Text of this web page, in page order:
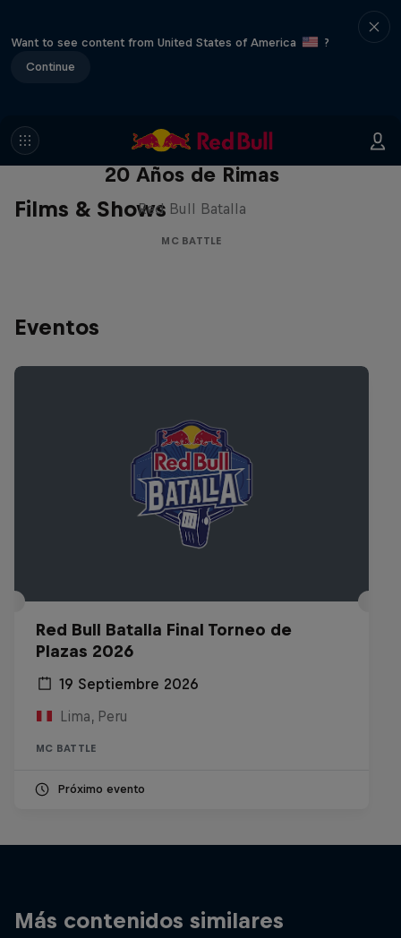
Want to see content from United States of America
?
Continue
Films & Shows
Red Bull Batalla Nueva Historia:
20 Años de Rimas
Red Bull Batalla
MC BATTLE
Eventos
Red Bull Batalla Final Torneo de
Plazas 2026
19 Septiembre 2026
Lima, Peru
MC BATTLE
Próximo evento
Más contenidos similares